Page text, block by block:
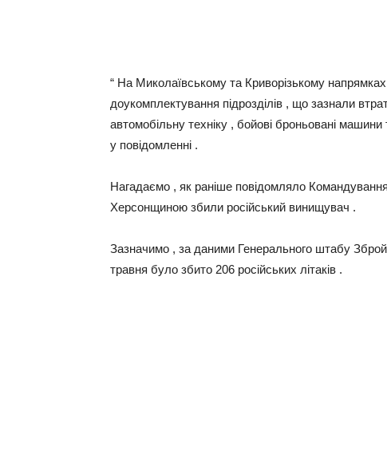
“ На Миколаївському та Криворізькому
доукомплектування підрозділів , що зазнали
автомобільну техніку , бойові броньовані
у повідомленні .
Нагадаємо , як раніше повідомляло
Херсонщиною збили російський винищувач .
Зазначимо , за даними Генерального штабу
травня було збито 206 російських літаків .